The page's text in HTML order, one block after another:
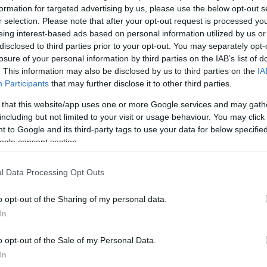
for targeted advertising by us, please use the below opt-out
selection. Please note that after your opt-out request is processed
interest-based ads based on personal information utilized by us
to third parties prior to your opt-out. You may separately
of your personal information by third parties on the IAB’s list of
This information may also be disclosed by us to third parties on the
Participants that may further disclose it to other third parties.
that this website/app uses one or more Google services and may
but not limited to your visit or usage behaviour. You may
to Google and its third-party tags to use your data for below
consent section.
Data Processing Opt Outs
opt-out of the Sharing of my personal data.
opt-out of the Sale of my Personal Data.
Kathy Hochul által aláírt új törvény alapján
vitatott státusú műkincsek is.
olyan alkotást azonosított, amelyet a náci elnyomás alatt
jogos tulajdonosának.
is lépéseket tett azon műtárgyak
új tulajdonoshoz a második
területeken.
jogos tulajdonosához az elmúlt két évtized során vagy